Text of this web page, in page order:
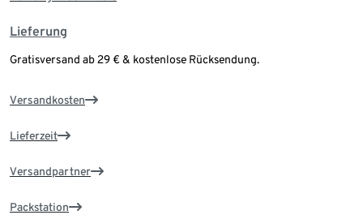
Lieferung
Gratisversand ab 29 € & kostenlose Rücksendung.
Versandkosten
Lieferzeit
Versandpartner
Packstation